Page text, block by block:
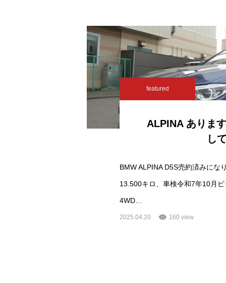
featured
ALPINA ありま
し
BMW ALPINA D5S売約済みにな
13.500キロ、車検令和7年10月
4WD…
2025.04.20 160 view